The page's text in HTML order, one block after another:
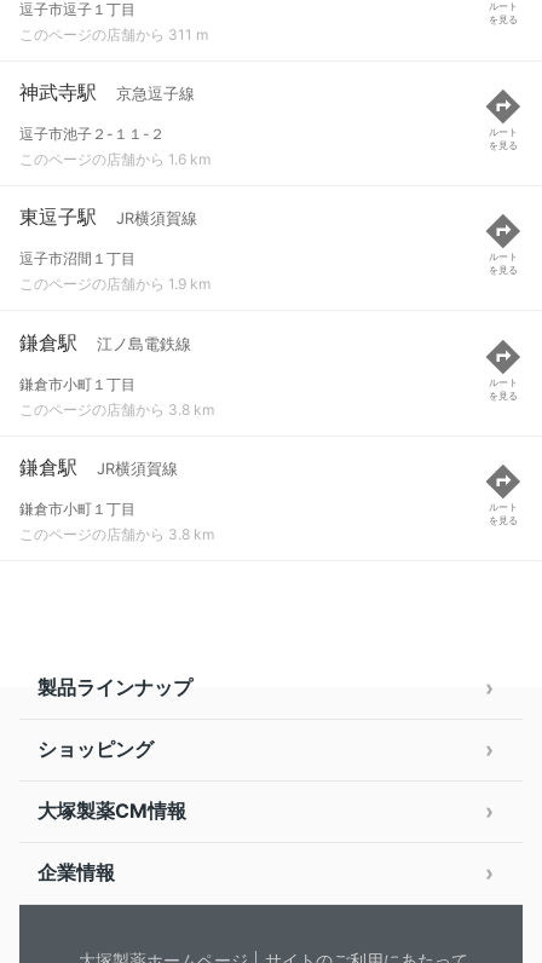
逗子市逗子１丁目
このページの店舗から 311 m
ルート
を見る
神武寺駅 京急逗子線
逗子市池子２-１１-２
このページの店舗から 1.6 km
ルート
を見る
東逗子駅 JR横須賀線
逗子市沼間１丁目
このページの店舗から 1.9 km
ルート
を見る
鎌倉駅 江ノ島電鉄線
鎌倉市小町１丁目
このページの店舗から 3.8 km
ルート
を見る
鎌倉駅 JR横須賀線
鎌倉市小町１丁目
このページの店舗から 3.8 km
ルート
を見る
製品ラインナップ
ショッピング
大塚製薬CM情報
企業情報